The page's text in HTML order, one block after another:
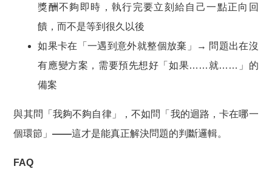
獎酬不夠即時 ，執行完要立刻給自己一點正向回
饋，而不是等到很久以後
如果卡在「一遇到意外就整個放棄」→ 問題出在沒
有應變方案 ，需要預先想好「如果……就……」的
備案
與其問「我夠不夠自律」，不如問「我的迴路，卡在哪一
個環節」——這才是能真正解決問題的判斷邏輯。
FAQ